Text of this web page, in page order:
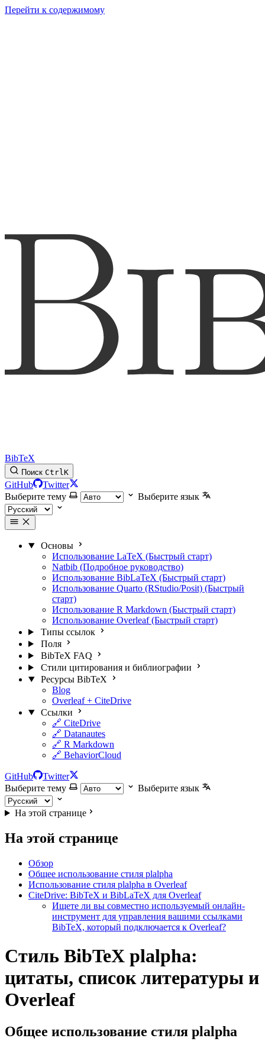
Перейти к содержимому
BibTeX
Поиск CtrlK
GitHub
Twitter
Выберите тему
Выберите язык
Основы
Использование LaTeX (Быстрый старт)
Natbib (Подробное руководство)
Использование BibLaTeX (Быстрый старт)
Использование Quarto (RStudio/Posit) (Быстрый
старт)
Использование R Markdown (Быстрый старт)
Использование Overleaf (Быстрый старт)
Типы ссылок
Поля
BibTeX FAQ
Стили цитирования и библиографии
Ресурсы BibTeX
Blog
Overleaf + CiteDrive
Ссылки
🔗 CiteDrive
🔗 Datanautes
🔗 R Markdown
🔗 BehaviorCloud
GitHub
Twitter
Выберите тему
Выберите язык
На этой странице
На этой странице
Обзор
Общее использование стиля plalpha
Использование стиля plalpha в Overleaf
CiteDrive: BibTeX и BibLaTeX для Overleaf
Ищете ли вы совместно используемый онлайн-
инструмент для управления вашими ссылками
BibTeX, который подключается к Overleaf?
Стиль BibTeX plalpha:
цитаты, список литературы и
Overleaf
Общее использование стиля plalpha